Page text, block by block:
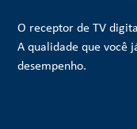
O receptor de TV
A qualidade que você
desempenho.